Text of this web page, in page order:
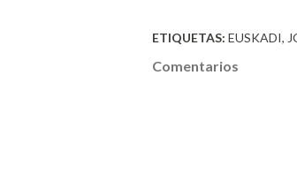
ETIQUETAS: EUSKADI
Comentarios